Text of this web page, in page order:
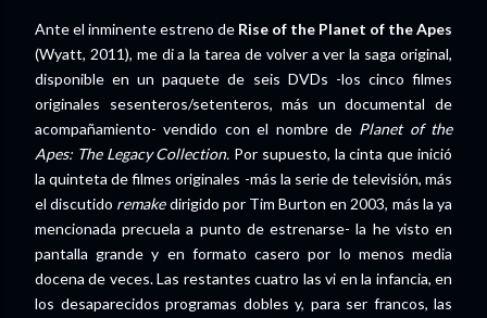
Ante el inminente estreno de Rise of the Planet of the Apes
(Wyatt, 2011), me di a la tarea de volver a ver la saga original,
disponible en un paquete de seis DVDs -los cinco filmes
originales sesenteros/setenteros, más un documental de
acompañamiento- vendido con el nombre de Planet of the
Apes: The Legacy Collection. Por supuesto, la cinta que inició
la quinteta de filmes originales -más la serie de televisión, más
el discutido remakedirigido por Tim Burton en 2003, más la ya
mencionada precuela a punto de estrenarse- la he visto en
pantalla grande y en formato casero por lo menos media
docena de veces. Las restantes cuatro las vi en la infancia, en
los desaparecidos programas dobles y, para ser francos, las